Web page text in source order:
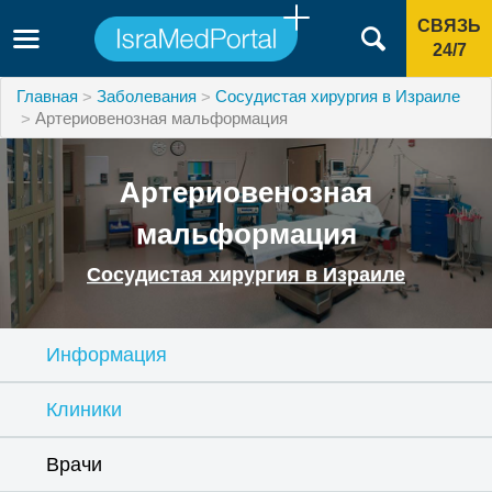
СВЯЗЬ
24/7
Главная Заболевания
Сосудистая хирургия в Израиле
Артериовенозная мальформация
Артериовенозная
мальформация
Сосудистая хирургия в Израиле
Информация
Клиники
Врачи